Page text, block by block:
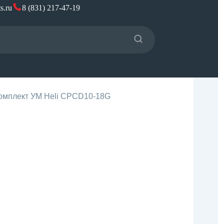
8 (831) 217-47-19
УМ Heli CPCD10-18G